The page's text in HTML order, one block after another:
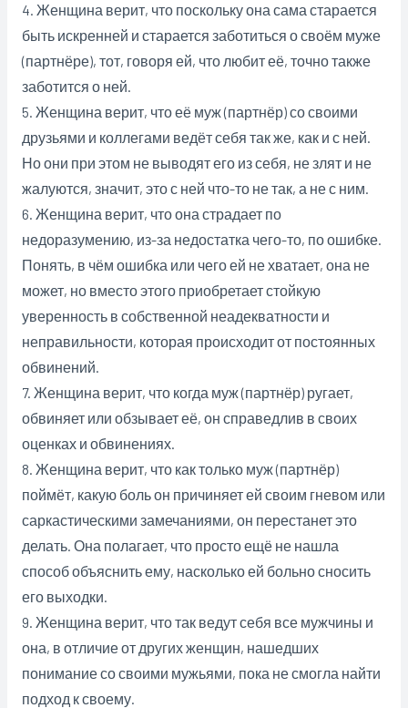
4. Женщина верит, что поскольку она сама старается
быть искренней и старается заботиться о своём муже
(партнёре), тот, говоря ей, что любит её, точно также
заботится о ней.
5. Женщина верит, что её муж (партнёр) со своими
друзьями и коллегами ведёт себя так же, как и с ней.
Но они при этом не выводят его из себя, не злят и не
жалуются, значит, это с ней что-то не так, а не с ним.
6. Женщина верит, что она страдает по
недоразумению, из-за недостатка чего-то, по ошибке.
Понять, в чём ошибка или чего ей не хватает, она не
может, но вместо этого приобретает стойкую
уверенность в собственной неадекватности и
неправильности, которая происходит от постоянных
обвинений.
7. Женщина верит, что когда муж (партнёр) ругает,
обвиняет или обзывает её, он справедлив в своих
оценках и обвинениях.
8. Женщина верит, что как только муж (партнёр)
поймёт, какую боль он причиняет ей своим гневом или
саркастическими замечаниями, он перестанет это
делать. Она полагает, что просто ещё не нашла
способ объяснить ему, насколько ей больно сносить
его выходки.
9. Женщина верит, что так ведут себя все мужчины и
она, в отличие от других женщин, нашедших
понимание со своими мужьями, пока не смогла найти
подход к своему.